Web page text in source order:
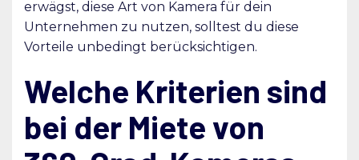
erwägst, diese Art von Kamera für dein
Unternehmen zu nutzen, solltest du diese
Vorteile unbedingt berücksichtigen.
Welche Kriterien sind
bei der Miete von